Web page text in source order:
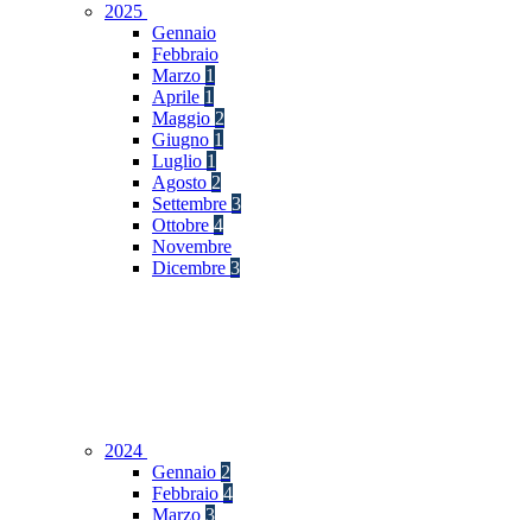
2025
Gennaio
Febbraio
Marzo 1
Aprile 1
Maggio 2
Giugno 1
Luglio 1
Agosto 2
Settembre 3
Ottobre 4
Novembre
Dicembre 3
2024
Gennaio 2
Febbraio 4
Marzo 3